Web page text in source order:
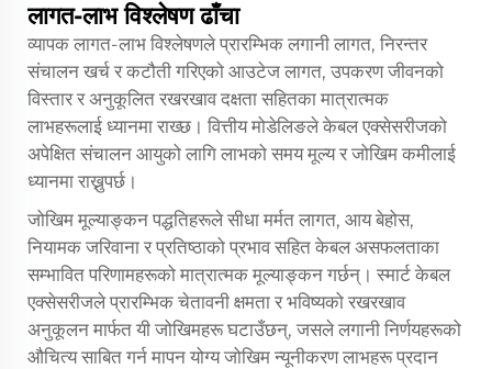
लागत-लाभ विश्लेषण ढाँचा
व्यापक लागत-लाभ विश्लेषणले प्रारम्भिक लगानी लागत, निरन्तर
संचालन खर्च र कटौती गरिएको आउटेज लागत, उपकरण जीवनको
विस्तार र अनुकूलित रखरखाव दक्षता सहितका मात्रात्मक
लाभहरूलाई ध्यानमा राख्छ। वित्तीय मोडेलिङले केबल एक्सेसरीजको
अपेक्षित संचालन आयुको लागि लाभको समय मूल्य र जोखिम कमीलाई
ध्यानमा राख्नुपर्छ।
जोखिम मूल्याङ्कन पद्धतिहरूले सीधा मर्मत लागत, आय बेहोस,
नियामक जरिवाना र प्रतिष्ठाको प्रभाव सहित केबल असफलताका
सम्भावित परिणामहरूको मात्रात्मक मूल्याङ्कन गर्छन्। स्मार्ट केबल
एक्सेसरीजले प्रारम्भिक चेतावनी क्षमता र भविष्यको रखरखाव
अनुकूलन मार्फत यी जोखिमहरू घटाउँछन्, जसले लगानी निर्णयहरूको
औचित्य साबित गर्न मापन योग्य जोखिम न्यूनीकरण लाभहरू प्रदान